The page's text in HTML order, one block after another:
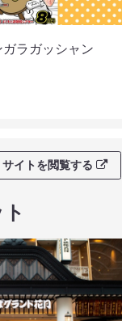
ラガッシャン
サイトを閲覧する